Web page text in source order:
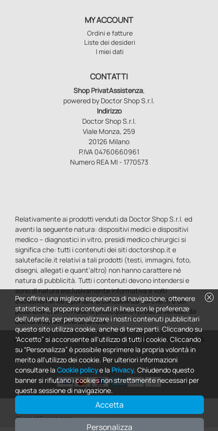
MY ACCOUNT
Ordini e fatture
Liste dei desideri
I miei dati
CONTATTI
Shop PrivatAssistenza,
powered by Doctor Shop S.r.l.
Indirizzo
Doctor Shop S.r.l.
Viale Monza, 259
20126 Milano
P.IVA 04760660961
Numero REA MI - 1770573
Relativamente ai prodotti venduti da Doctor Shop S.r.l. ed
aventi la seguente natura: dispositivi medici e dispositivi
medico – diagnostici in vitro, presidi medico chirurgici si
significa che: tutti i contenuti dei siti doctorshop.it e
salutefacile.it relativi a tali prodotti (testi, immagini, foto,
disegni, allegati e quant’altro) non hanno carattere né
natura di pubblicità. Tutti i contenuti devono intendersi e
sono di natura esclusivamente informativa e volti
esclusivamente a portare a conoscenza dei clienti e dei
potenziali clienti in fase di preacquisto i prodotti venduti da
Doctorshop attraverso la rete.
Copyright DoctorShop 2005-2026 - Tutti diritti riservati - P.IVA
04760660961
This site is protected by reCAPTCHA and the Google
Terms of Serviceapply.
cancel
Per offrire una migliore esperienza di navigazione, ottenere
statistiche, proporre contenuti in linea con le preferenze
dell'utente, per personalizzare i nostri contenuti pubblicitari
questo sito utilizza cookie, anche di terze parti. Cliccando su
“Accetto” si acconsente all'utilizzo di tutti i cookie. Cliccando
su “Personalizza” è possibile esprimere la propria volontà in
merito all'utilizzo dei cookie. Per ulteriori informazioni
consultare la Cookie policye la Privacy. Chiudendo questo
banner si rifiutano i cookies non strettamente necessari per
questa sessione di navigazione.
Accetta
Personalizza